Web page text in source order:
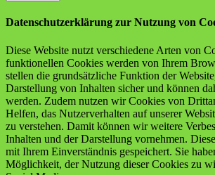
Datenschutzerklärung zur Nutzung von
Diese Website nutzt verschiedene Arten von
funktionellen Cookies werden von Ihrem
stellen die grundsätzliche Funktion der
Darstellung von Inhalten sicher und können
werden. Zudem nutzen wir Cookies von
Helfen, das Nutzerverhalten auf unserer
zu verstehen. Damit können wir weitere
Inhalten und der Darstellung vornehmen.
mit Ihrem Einverständnis gespeichert. Sie
Möglichkeit, der Nutzung dieser Cookies zu